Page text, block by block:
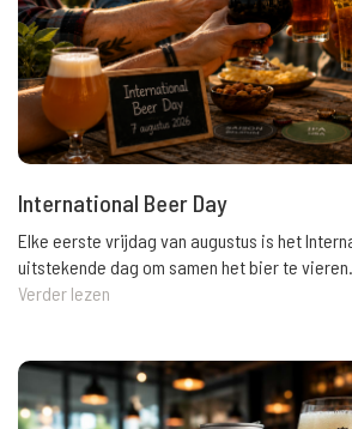
International Beer Day
Elke eerste vrijdag van augustus is het
uitstekende dag om samen het bier te vieren.
Verder lezen